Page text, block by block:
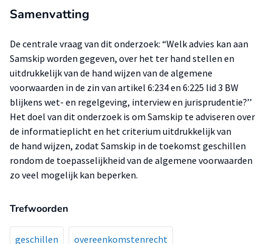
Samenvatting
De centrale vraag van dit onderzoek: “Welk advies kan aan
Samskip worden gegeven, over het ter hand stellen en
uitdrukkelijk van de hand wijzen van de algemene
voorwaarden in de zin van artikel 6:234 en 6:225 lid 3 BW
blijkens wet- en regelgeving, interview en jurisprudentie?’’
Het doel van dit onderzoek is om Samskip te adviseren over
de informatieplicht en het criterium uitdrukkelijk van
de hand wijzen, zodat Samskip in de toekomst geschillen
rondom de toepasselijkheid van de algemene voorwaarden
zo veel mogelijk kan beperken.
Trefwoorden
geschillen overeenkomstenrecht